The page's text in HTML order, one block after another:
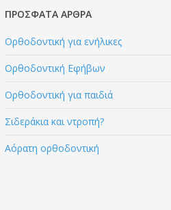
ΠΡΌΣΦΑΤΑ ΆΡΘΡΑ
Ορθοδοντική για ενήλικες
Ορθοδοντική Εφήβων
Ορθοδοντική για παιδιά
Σιδεράκια και ντροπή?
Αόρατη ορθοδοντική